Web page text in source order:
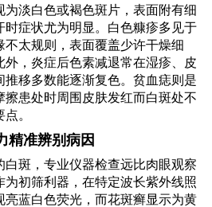
为淡白色或褐色斑片，表面附有细
时症状尤为明显。白色糠疹多见于
不太规则，表面覆盖少许干燥细
外，炎症后色素减退常在湿疹、皮
推移多数能逐渐复色。贫血痣则是
擦患处时周围皮肤发红而白斑处不
。
精准辨别病因
白斑，专业仪器检查远比肉眼观察
为初筛利器，在特定波长紫外线照
亮蓝白色荧光，而花斑癣显示为黄